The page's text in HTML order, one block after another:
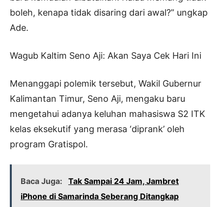
boleh, kenapa tidak disaring dari awal?” ungkap
Ade.
Wagub Kaltim Seno Aji: Akan Saya Cek Hari Ini
Menanggapi polemik tersebut, Wakil Gubernur
Kalimantan Timur, Seno Aji, mengaku baru
mengetahui adanya keluhan mahasiswa S2 ITK
kelas eksekutif yang merasa ‘diprank’ oleh
program Gratispol.
Baca Juga:
Tak Sampai 24 Jam, Jambret
iPhone di Samarinda Seberang Ditangkap